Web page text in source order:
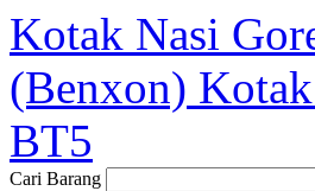
Kotak Nasi
(Benxon)
BT5
Cari Barang